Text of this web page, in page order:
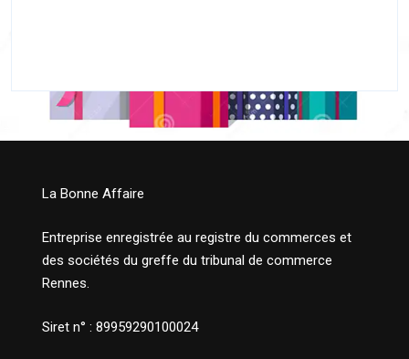
La Bonne Affaire
Entreprise enregistrée au registre du commerces et
des sociétés du greffe du tribunal de commerce
Rennes.
Siret n° : 89959290100024